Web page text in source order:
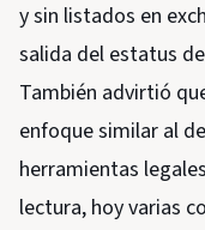
y sin listados en
salida del estatus
También advirtió
enfoque similar al
herramientas
lectura, hoy varias